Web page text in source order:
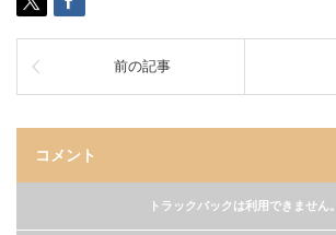
前の記事
コメント
トラックバックは利用できません。